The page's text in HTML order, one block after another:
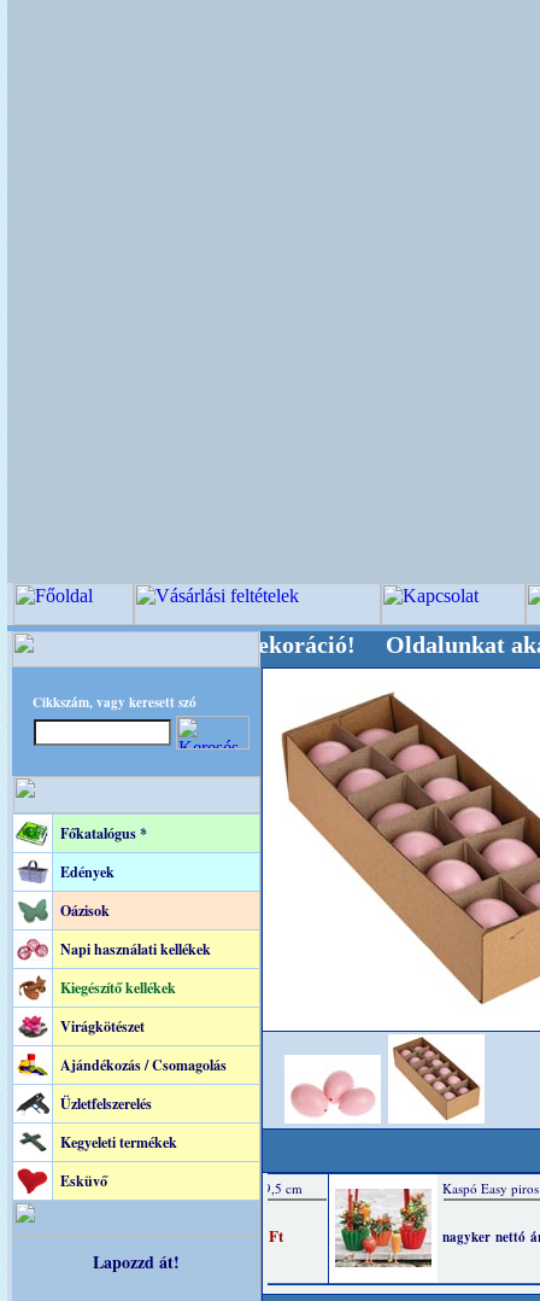
Cikkszám, vagy keresett szó
Főkatalógus *
Edények
Oázisok
Napi használati kellékek
Kiegészítő kellékek
Virágkötészet
Ajándékozás / Csomagolás
Üzletfelszerelés
Kegyeleti termékek
Esküvő
Lapozzd át!
kellékek és dekoráció! Oldalunkat akarattal